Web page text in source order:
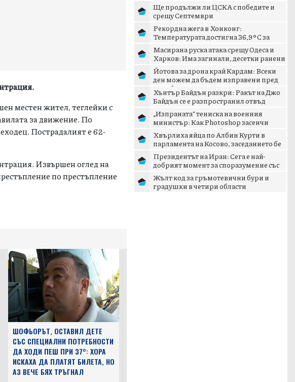
местен жител, теглейки с
за движение. По
Пострадалият е 62-
Извършен оглед на
по престъпление
ШОФЬОРЪТ, ОСТАВИЛ ДЕТЕ
СЪС СПЕЦИАЛНИ ПОТРЕБНОСТИ
ДА ХОДИ ПЕШ ПРИ 37°: ХОРА
ИСКАХА ДА ПЛАТЯТ БИЛЕТА, НО
АЗ ВЕЧЕ БЯХ ТРЪГНАЛ
Ще продължи ли ЦСКА с победите и
срещу Септември
Рекордна жега в Хонконг:
Температурата достигна 36,9°C за
първи път от 1884 г.
Масирана руска атака срещу Одеса и
Харков: Има загинали, десетки ранени
и сериозни разруше...
Йотова за дрона край Кардам: Всеки
ден можем да бъдем изправени пред
подобни инциденти
Хънтър Байдън разкри: Ракът на Джо
Байдън се е разпространил отвъд
костите
„Изпраната“ тениска на военния
министър: Как Photoshop засенчи
кризата с дрона край Кардам
Хвърлиха яйца по Албин Курти в
парламента на Косово, заседанието бе
прекъснато
Президентът на Иран: Сега е най-
добрият момент за споразумение със
САЩ
Жълт код за гръмотевични бури и
градушки в четири области